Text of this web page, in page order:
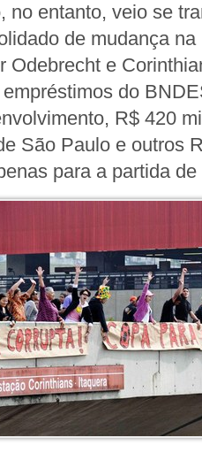
no entanto, veio se
de mudança na
Odebrecht e
do
R$ 420
São Paulo e outros
para a partida